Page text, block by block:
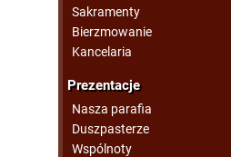
Sakramenty
Bierzmowanie
Kancelaria
Prezentacje
Nasza parafia
Duszpasterze
Wspólnoty